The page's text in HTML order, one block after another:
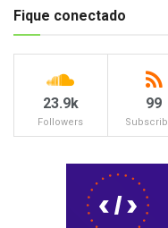
Fique conectado
23.9k
Followers
99